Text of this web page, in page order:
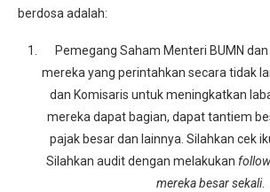
berdosa adalah:
Pemegang Saham Menteri BUMN
mereka yang perintahkan secara tidak
dan Komisaris untuk meningkatkan
mereka dapat bagian, dapat tantiem
pajak besar dan lainnya. Silahkan cek
Silahkan audit dengan melakukan
mereka besar sekali.